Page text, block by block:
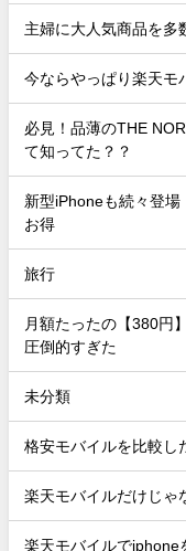
主婦に大人気商品を多
今ならやっぱり楽天モ
必見！品薄のTHE
て知ってた？？
新型iPhoneも続々登
お得
旅行
月額たったの【380円
圧倒的すぎた
未分類
格安モバイルを比較し
楽天モバイルだけじゃ
楽天モバイルでiphone